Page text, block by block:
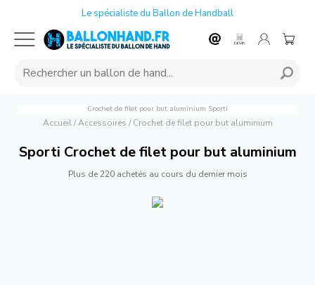
Le spécialiste du Ballon de Handball
Crochet de filet pour but aluminium Sporti
Accueil/ Accessoires / Crochet de filet pour but aluminium
Sporti Crochet de filet pour but aluminium
Plus de 220 achetés au cours du dernier mois